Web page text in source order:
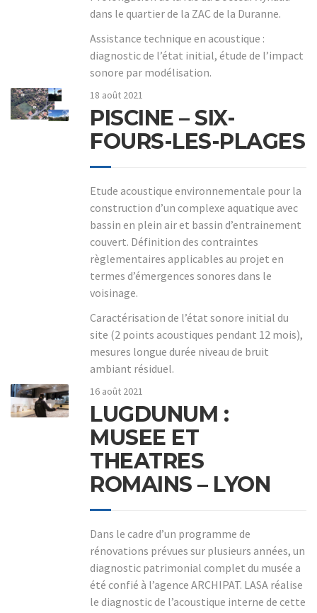
dans le quartier de la ZAC de la Duranne.
Assistance technique en acoustique :
diagnostic de l’état initial, étude de l’impact
sonore par modélisation.
18 août 2021
PISCINE – SIX-
FOURS-LES-PLAGES
Etude acoustique environnementale pour la
construction d’un complexe aquatique avec
bassin en plein air et bassin d’entrainement
couvert. Définition des contraintes
règlementaires applicables au projet en
termes d’émergences sonores dans le
voisinage.
Caractérisation de l’état sonore initial du
site (2 points acoustiques pendant 12 mois),
mesures longue durée niveau de bruit
ambiant résiduel.
16 août 2021
LUGDUNUM :
MUSEE ET
THEATRES
ROMAINS – LYON
Dans le cadre d’un programme de
rénovations prévues sur plusieurs années, un
diagnostic patrimonial complet du musée a
été confié à l’agence ARCHIPAT. LASA réalise
le diagnostic de l’acoustique interne de cette